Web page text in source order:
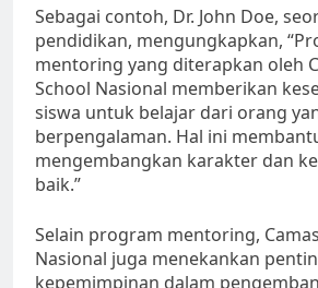
Sebagai contoh, Dr. John Doe,
pendidikan, mengungkapkan,
mentoring yang diterapkan oleh
School Nasional memberikan
siswa untuk belajar dari orang
berpengalaman. Hal ini
mengembangkan karakter dan
baik.”
Selain program mentoring,
Nasional juga menekankan
kepemimpinan dalam